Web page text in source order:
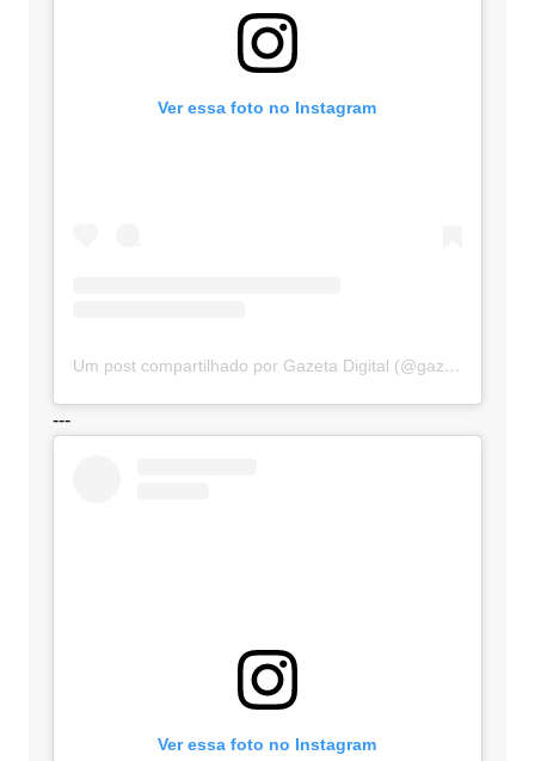
Ver essa foto no Instagram
Um post compartilhado por Gazeta Digital (@gazetadigital)
---
Ver essa foto no Instagram